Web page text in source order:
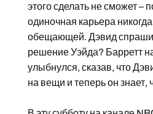
этого сделать не сможет –
одиночная карьера
обещающей. Дэвид
решение Уэйда? Барретт
улыбнулся, сказав, что
на вещи и теперь он знает,